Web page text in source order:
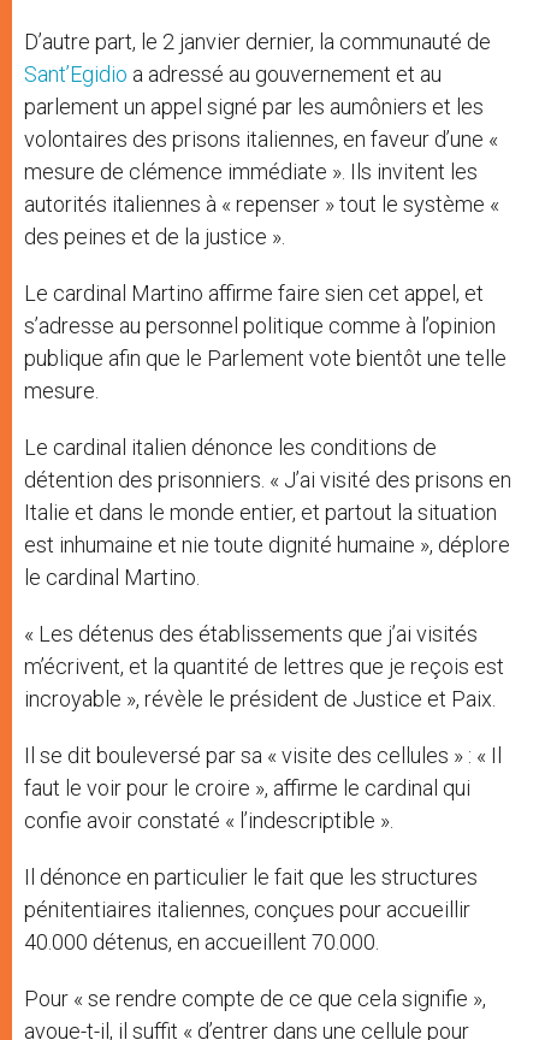
D’autre part, le 2 janvier dernier, la communauté de
Sant’Egidio a adressé au gouvernement et au
parlement un appel signé par les aumôniers et les
volontaires des prisons italiennes, en faveur d’une «
mesure de clémence immédiate ». Ils invitent les
autorités italiennes à « repenser » tout le système «
des peines et de la justice ».
Le cardinal Martino affirme faire sien cet appel, et
s’adresse au personnel politique comme à l’opinion
publique afin que le Parlement vote bientôt une telle
mesure.
Le cardinal italien dénonce les conditions de
détention des prisonniers. « J’ai visité des prisons en
Italie et dans le monde entier, et partout la situation
est inhumaine et nie toute dignité humaine », déplore
le cardinal Martino.
« Les détenus des établissements que j’ai visités
m’écrivent, et la quantité de lettres que je reçois est
incroyable », révèle le président de Justice et Paix.
Il se dit bouleversé par sa « visite des cellules » : « Il
faut le voir pour le croire », affirme le cardinal qui
confie avoir constaté « l’indescriptible ».
Il dénonce en particulier le fait que les structures
pénitentiaires italiennes, conçues pour accueillir
40.000 détenus, en accueillent 70.000.
Pour « se rendre compte de ce que cela signifie »,
avoue-t-il, il suffit « d’entrer dans une cellule pour